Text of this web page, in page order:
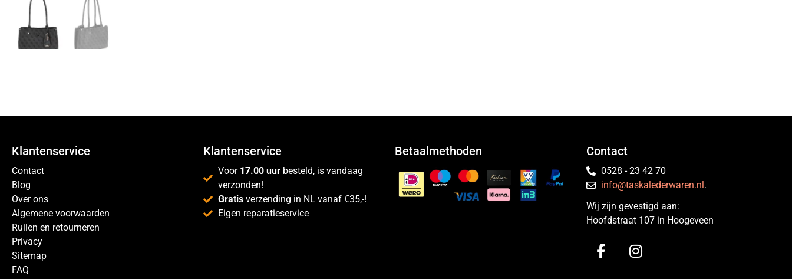
Klantenservice
Contact
Blog
Over ons
Algemene voorwaarden
Ruilen en retourneren
Privacy
Sitemap
FAQ
Klantenservice
Voor 17.00 uur besteld, is vandaag
verzonden!
Gratis verzending in NL vanaf €35,-!
Eigen reparatieservice
Betaalmethoden Contact
0528 - 23 42 70
info@taskalederwaren.nl.
Wij zijn gevestigd aan:
Hoofdstraat 107 in Hoogeveen